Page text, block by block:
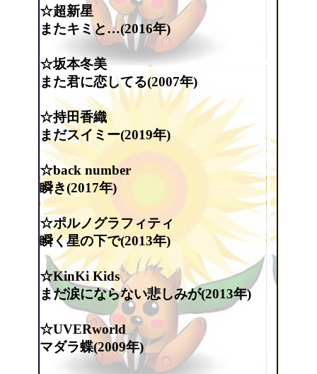
☆超新星
またキミと…(2016年)
☆坂本冬美
また君に恋してる(2007年)
☆持田香織
まだスイミー(2019年)
☆back number
瞬き(2017年)
☆ポルノグラフィティ
瞬く星の下で(2013年)
☆KinKi Kids
まだ涙にならない悲しみが(2013年)
☆UVERworld
マダラ蝶(2009年)